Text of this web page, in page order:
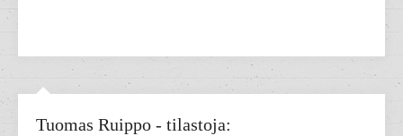
Tuomas Ruippo - tilastoja: